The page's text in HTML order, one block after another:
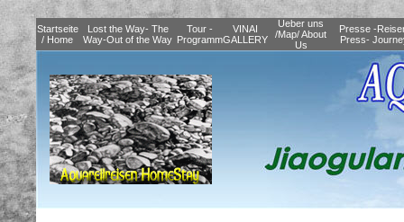
Startseite
/ Home
Lost the Way- The
Way-Out of the Way
Tour -
Programm
VINAI
GALLERY
Ueber uns
/Map/ About
Us
Presse -
Press-